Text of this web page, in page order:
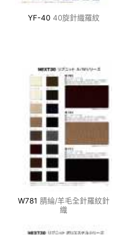
YF-40 40旋針織羅紋
W781 腈綸/羊毛全針羅紋針
織